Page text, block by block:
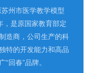
州市医学教学模型
，是原国家教育部定
造商，公司生产的科
特的开发能力和高品
回春”品牌。